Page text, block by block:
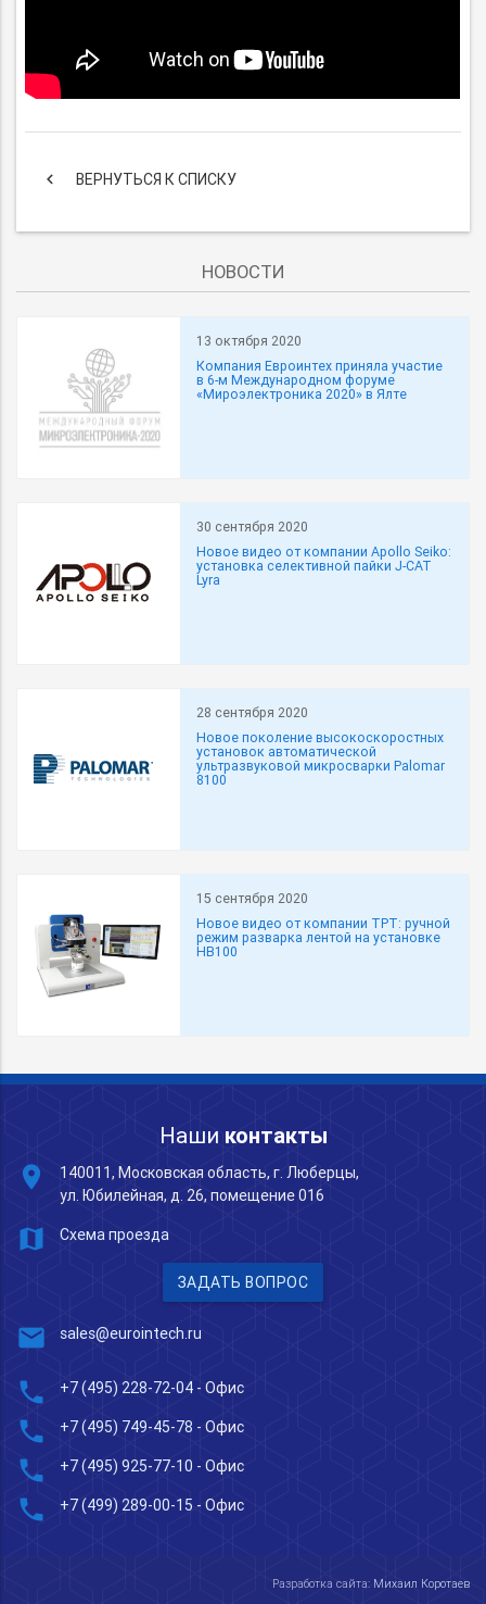
keyboard_arrow_left ВЕРНУТЬСЯ К СПИСКУ
НОВОСТИ
13 октября 2020
Компания Евроинтех приняла участие
в 6-м Международном форуме
«Мироэлектроника 2020» в Ялте
30 сентября 2020
Новое видео от компании Apollo Seiko:
установка селективной пайки J-CAT
Lyra
28 сентября 2020
Новое поколение высокоскоростных
установок автоматической
ультразвуковой микросварки Palomar
8100
15 сентября 2020
Новое видео от компании TPT: ручной
режим разварка лентой на установке
HB100
Наши контакты
place
140011, Московская область, г. Люберцы,
ул. Юбилейная, д. 26, помещение 016
map Схема проезда
ЗАДАТЬ ВОПРОС
mail sales@eurointech.ru
phone +7 (495) 228-72-04 - Офис
phone +7 (495) 749-45-78 - Офис
phone +7 (495) 925-77-10 - Офис
phone +7 (499) 289-00-15 - Офис
Разработка сайта: Михаил Коротаев